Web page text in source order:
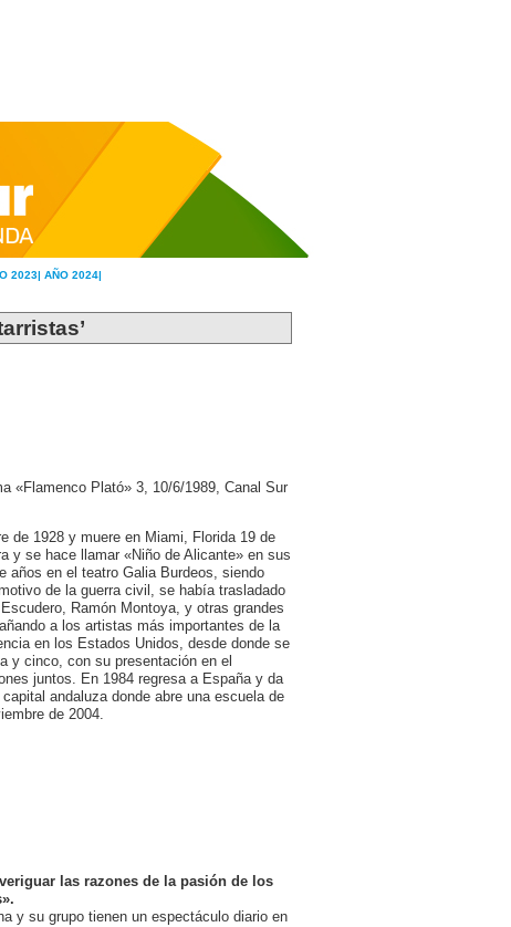
2023| AÑO 2024|
«Flamenco Plató» 3, 10/6/1989, Canal Sur
de 1928 y muere en Miami, Florida 19 de
y se hace llamar «Niño de Alicante» en sus
años en el teatro Galia Burdeos, siendo
de la guerra civil, se había trasladado
Ramón Montoya, y otras grandes
a los artistas más importantes de la
en los Estados Unidos, desde donde se
y cinco, con su presentación en el
juntos. En 1984 regresa a España y da
andaluza donde abre una escuela de
de 2004.
las razones de la pasión de los
y su grupo tienen un espectáculo diario en